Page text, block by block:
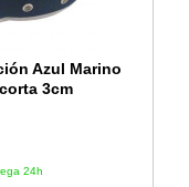
Azul Marino
3cm
24h